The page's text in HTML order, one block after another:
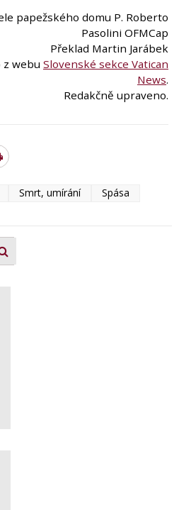
papežského domu P. Roberto
Pasolini OFMCap
Překlad Martin Jarábek
z webu Slovenské sekce Vatican
News.
Redakčně upraveno.
Smrt, umírání Spása